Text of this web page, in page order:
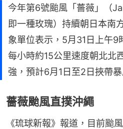
今年第6號颱風「薔薇」（
即一種玫瑰）持續朝日本南
象單位表示，5月31日上午9
每小時約15公里速度朝北北
強，預計6月1日至2日挾帶
薔薇颱風直撲沖繩
《琉球新報》報道，目前颱